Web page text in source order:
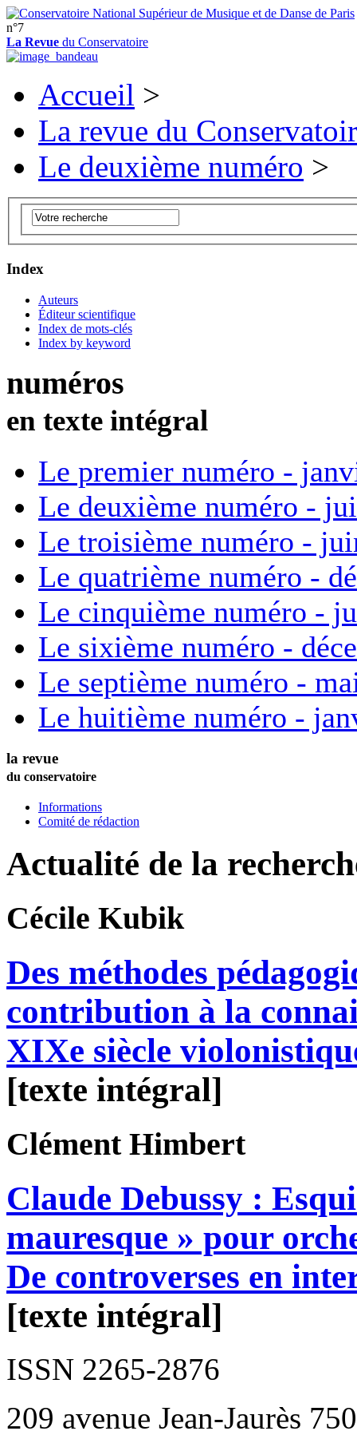
n°7
La Revue du Conservatoire
Accueil >
La revue du
Le deuxième numéro >
Index
Auteurs
Éditeur scientifique
Index de mots-clés
Index by keyword
numéros
en texte intégral
Le premier numéro -
Le deuxième numéro -
Le troisième numéro -
Le quatrième numéro -
Le cinquième numéro -
Le sixième numéro -
Le septième numéro -
Le huitième numéro -
la revue
du conservatoire
Informations
Comité de rédaction
Actualité de la
Cécile Kubik
Des méthodes
contribution à la
XIXe siècle
[texte intégral]
Clément Himbert
Claude Debussy :
mauresque » pour
De controverses en
[texte intégral]
ISSN 2265-2876
209 avenue Jean-Jaurès